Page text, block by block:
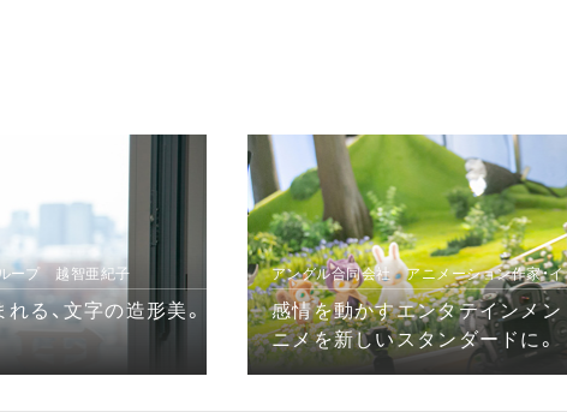
ープ 越智亜紀子
る、文字の造形美。
アングル合同会社 アニメーション作家・
感情を動かすエンタテインメ
ニメを新しいスタンダードに。